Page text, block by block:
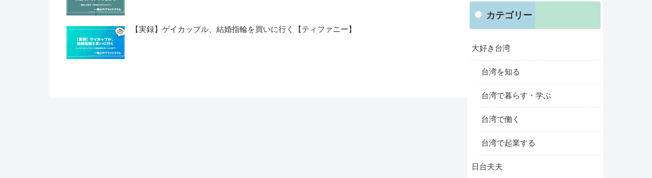
【実録】ゲイカップル、結婚指輪を買いに行く【ティファニー】
カテゴリー
大好き台湾
台湾を知る
台湾で暮らす・学ぶ
台湾で働く
台湾で起業する
日台夫夫